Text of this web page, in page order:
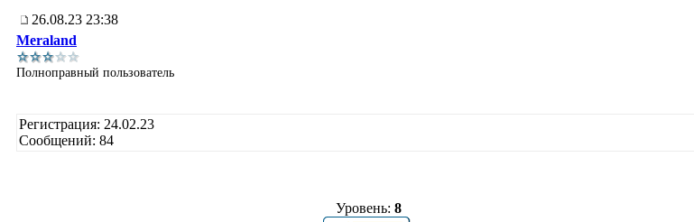
26.08.23 23:38
Meraland
Полноправный пользователь
Регистрация: 24.02.23
Сообщений: 84
Уровень: 8